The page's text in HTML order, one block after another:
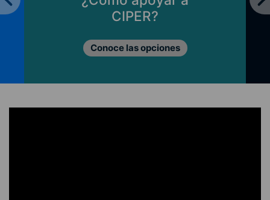
CIPER?
Conoce las opciones